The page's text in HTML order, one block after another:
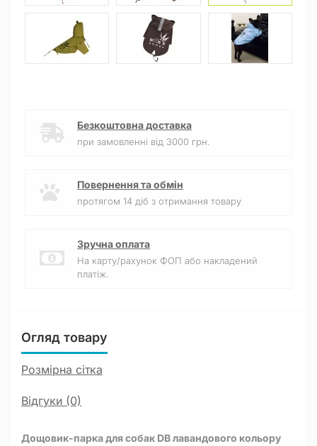
Безкоштовна доставка
при замовленні від 3000 грн.
Повернення та обмін
протягом 14 діб з отримання товару
Зручна оплата
На карту/рахунок ФОП або накладений
платіж.
Огляд товару
Розмірна сітка
Відгуки (0)
Дощовик-парка для собак DB лавандового кольору